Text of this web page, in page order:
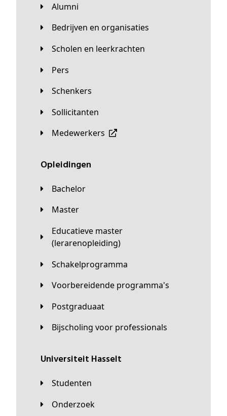
Alumni
Bedrijven en organisaties
Scholen en leerkrachten
Pers
Schenkers
Sollicitanten
Medewerkers
Opleidingen
Bachelor
Master
Educatieve master
(lerarenopleiding)
Schakelprogramma
Voorbereidende programma's
Postgraduaat
Bijscholing voor professionals
universiteit Hasselt
Studenten
Onderzoek